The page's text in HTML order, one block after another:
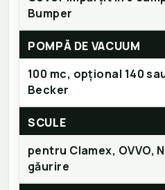
Bumper
POMPĂ DE VACUUM
100 mc, opțional 140
Becker
SCULE
pentru Clamex, OVVO,
găurire